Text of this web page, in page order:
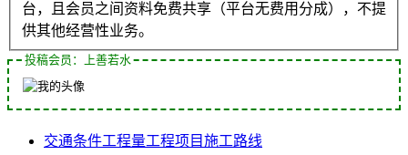
台，且会员之间资料免费共享（平台无费用分成），不提
供其他经营性业务。
投稿会员：上善若水
交通条件工程量工程项目施工路线